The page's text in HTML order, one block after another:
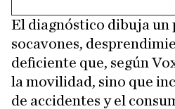
El diagnóstico dibuja un
socavones,
deficiente que, según
la movilidad, sino que
de accidentes y el